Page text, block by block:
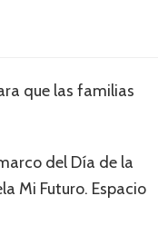
que las familias
del Día de la
Mi Futuro. Espacio